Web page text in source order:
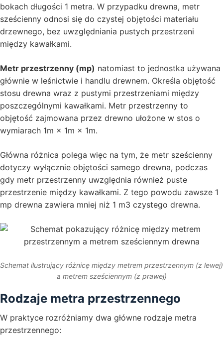
bokach długości 1 metra. W przypadku drewna, metr
sześcienny odnosi się do czystej objętości materiału
drzewnego, bez uwzględniania pustych przestrzeni
między kawałkami.
Metr przestrzenny (mp) natomiast to jednostka używana
głównie w leśnictwie i handlu drewnem. Określa objętość
stosu drewna wraz z pustymi przestrzeniami między
poszczególnymi kawałkami. Metr przestrzenny to
objętość zajmowana przez drewno ułożone w stos o
wymiarach 1m × 1m × 1m.
Główna różnica polega więc na tym, że metr sześcienny
dotyczy wyłącznie objętości samego drewna, podczas
gdy metr przestrzenny uwzględnia również puste
przestrzenie między kawałkami. Z tego powodu zawsze 1
mp drewna zawiera mniej niż 1 m3 czystego drewna.
Schemat ilustrujący różnicę między metrem przestrzennym (z lewej)
a metrem sześciennym (z prawej)
Rodzaje metra przestrzennego
W praktyce rozróżniamy dwa główne rodzaje metra
przestrzennego: